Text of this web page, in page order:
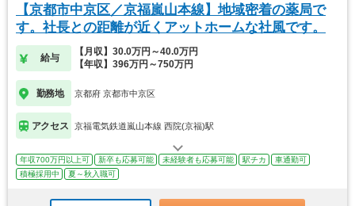
【京都市中京区／京福嵐山本線】地域密着の薬局で
す。社長との距離が近くアットホームな社風です。
給与
【月収】30.0万円～40.0万円
【年収】396万円～750万円
勤務地 京都府 京都市中京区
アクセス 京福電気鉄道嵐山本線 西院(京福)駅
年収700万円以上可 新卒も応募可能 未経験者も応募可能 駅チカ
車通勤可
積極採用中
夏～秋入職可